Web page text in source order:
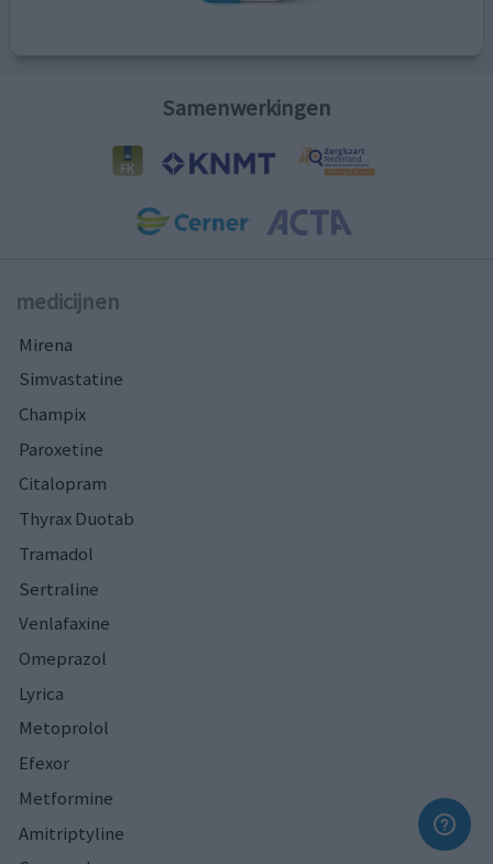
Samenwerkingen
medicijnen
Mirena
Simvastatine
Champix
Paroxetine
Citalopram
Thyrax Duotab
Tramadol
Sertraline
Venlafaxine
Omeprazol
Lyrica
Metoprolol
Efexor
Metformine
Amitriptyline